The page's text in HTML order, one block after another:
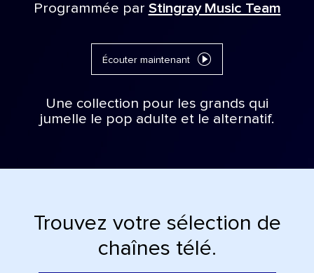
Programmée par Stingray Music Team
Écouter maintenant
Une collection pour les grands qui
jumelle le pop adulte et le alternatif.
Trouvez votre sélection de
chaînes télé.